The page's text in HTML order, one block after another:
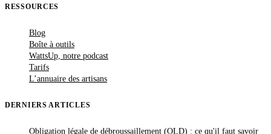
RESSOURCES
Blog
Boîte à outils
WattsUp, notre podcast
Tarifs
L’annuaire des artisans
DERNIERS ARTICLES
Obligation légale de débroussaillement (OLD) : ce qu'il faut savoir